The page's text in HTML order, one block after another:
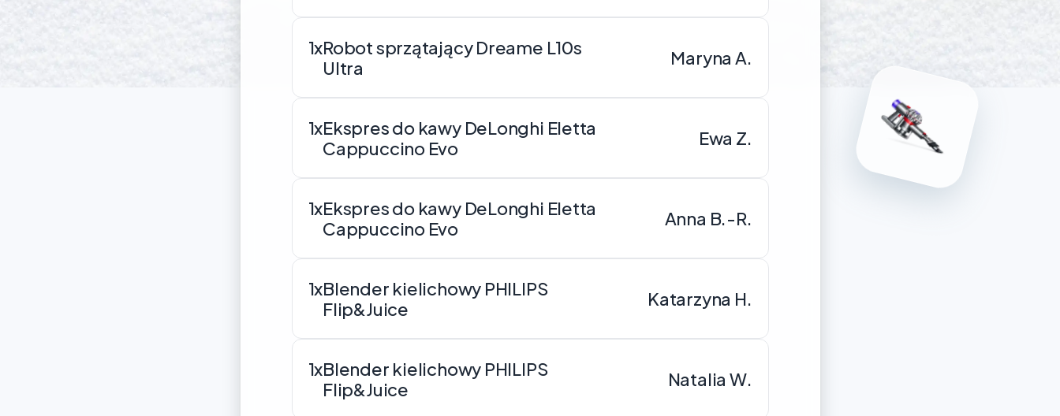
1xRobot sprzątający Dreame L10s
Ultra
Maryna A.
1xEkspres do kawy DeLonghi Eletta
Cappuccino Evo
Ewa Z.
1xEkspres do kawy DeLonghi Eletta
Cappuccino Evo
Anna B.-R.
1xBlender kielichowy PHILIPS
Flip&Juice
Katarzyna H.
1xBlender kielichowy PHILIPS
Flip&Juice
Natalia W.